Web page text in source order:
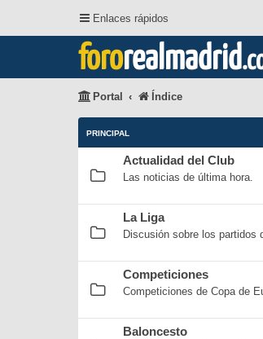
Enlaces rápidos
fororealmadrid
Portal Índice
PRINCIPAL
Actualidad del Club
Las noticias de última hora.
La Liga
Discusión sobre los partidos
Competiciones
Competiciones de Copa de
Baloncesto